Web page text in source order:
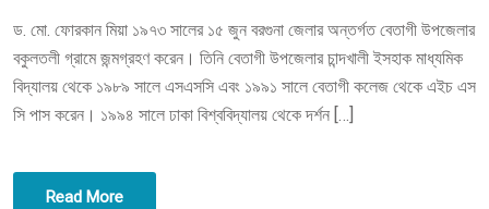
D
O
N
ড. মো. ফোরকান মিয়া ১৯৭৩ সালের ১৫ জুন বরগুনা জেলার অন্তর্গত বেতাগী উপজেলার
বকুলতলী গ্রামে জন্মগ্রহণ করেন। তিনি বেতাগী উপজেলার চান্দখালী ইসহাক মাধ্যমিক
বিদ্যালয় থেকে ১৯৮৯ সালে এসএসসি এবং ১৯৯১ সালে বেতাগী কলেজ থেকে এইচ এস
সি পাস করেন। ১৯৯৪ সালে ঢাকা বিশ্ববিদ্যালয় থেকে দর্শন […]
Read More